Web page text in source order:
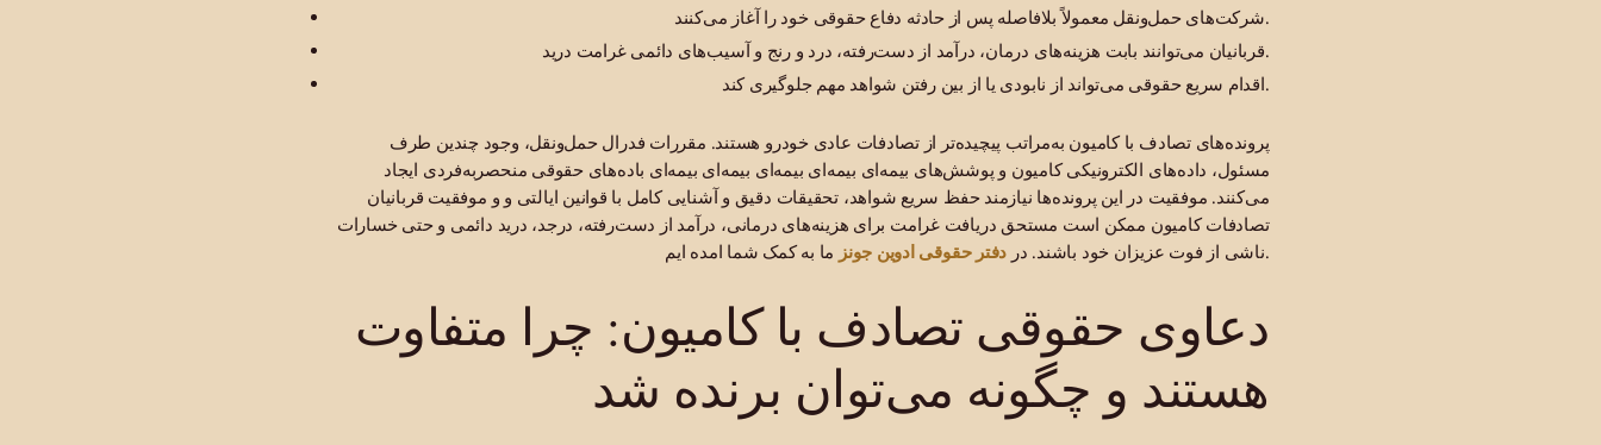
شرکت‌های حمل‌ونقل معمولاً بلافاصله پس از حادثه دفاع حقوقی خود را آغاز می‌کنند.
قربانیان می‌توانند بابت هزینه‌های درمان، درآمد از دست‌رفته، درد و رنج و آسیب‌های دائمی غرامت درید.
اقدام سریع حقوقی می‌تواند از نابودی یا از بین رفتن شواهد مهم جلوگیری کند.
پرونده‌های تصادف با کامیون به‌مراتب پیچیده‌تر از تصادفات عادی خودرو هستند. مقررات فدرال حمل‌ونقل، وجود چندین طرف
مسئول، داده‌های الکترونیکی کامیون و پوشش‌های بیمه‌ای بیمه‌ای بیمه‌ای بیمه‌ای بیمه‌ای باده‌های حقوقی منحصربه‌فردی ایجاد
می‌کنند. موفقیت در این پرونده‌ها نیازمند حفظ سریع شواهد، تحقیقات دقیق و آشنایی کامل با قوانین ایالتی و و موفقیت قربانیان
تصادفات کامیون ممکن است مستحق دریافت غرامت برای هزینه‌های درمانی، درآمد از دست‌رفته، درجد، دريد دائمی و حتی خسارات
ناشی از فوت عزیزان خود باشند. در دفتر حقوقی ادوین جونز ما به کمک شما امده ایم.
دعاوی حقوقی تصادف با کامیون: چرا متفاوت
هستند و چگونه می‌توان برنده شد